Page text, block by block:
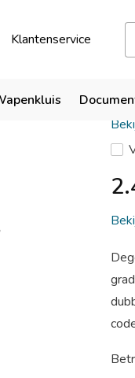
Klantenservice
Bezoek onze